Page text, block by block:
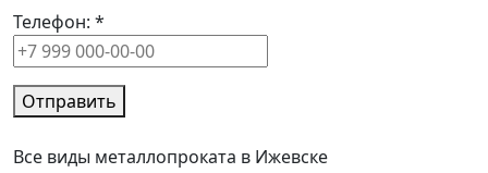
Телефон: *
Отправить
Все виды металлопроката в Ижевске